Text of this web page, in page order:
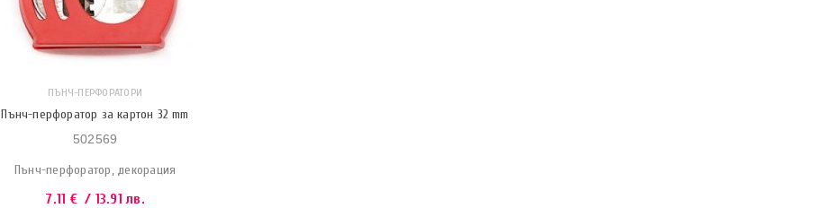
ПЪНЧ-ПЕРФОРАТОРИ
Пънч-перфоратор за картон 32 mm
502569
Пънч-перфоратор, декорация
7.11 € / 13.91 лв.